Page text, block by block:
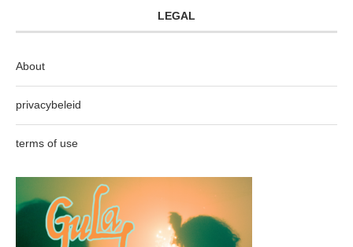
LEGAL
About
privacybeleid
terms of use